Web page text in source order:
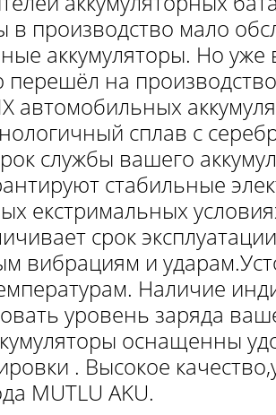
в производство мало
аккумуляторы. Но уже
перешёл на
автомобильных
сплав с
службы вашего
стабильные
екстримальных
срок
вибрациям и
Наличие
уровень заряда
оснащенны
. Высокое
MUTLU AKU.